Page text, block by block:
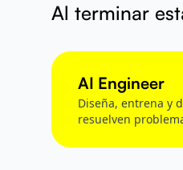
Al terminar
AI Engineer
Diseña, entrena y
resuelven